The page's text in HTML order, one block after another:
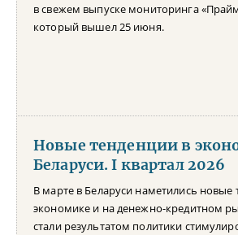
в свежем выпуске мониторинга
который вышел 25 июня.
Новые тенденции в
Беларуси. I квартал 2026
В марте в Беларуси наметились новые
экономике и на денежно-кредитном
стали результатом политики